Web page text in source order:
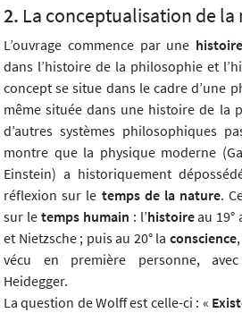
La conceptualisation de
L’ouvrage commence par une
dans l’histoire de la philosophie et
concept se situe dans le cadre d’une
même située dans une histoire de la
d’autres systèmes philosophiques
montre que la physique moderne
Einstein) a historiquement
réflexion sur le temps de la nature.
sur le temps humain : l’histoireau 19°
et Nietzsche ; puis au 20° la conscience
vécu en première personne,
Heidegger.
La question de Wolff est celle-ci : «